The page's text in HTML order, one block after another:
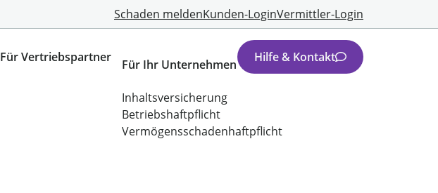
Schaden meldenKunden-LoginVermittler-Login
Hilfe & Kontakt
Für Ihr Unternehmen
Inhaltsversicherung
Betriebshaftpflicht
Vermögensschadenhaftpflicht
Für Vertriebspartner